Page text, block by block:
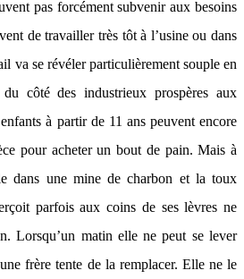
pas forcément subvenir aux besoins
de travailler très tôt à l’usine ou dans
va se révéler particulièrement souple en
du côté des industrieux prospères aux
à partir de 11 ans peuvent encore
pour acheter un bout de pain. Mais à
dans une mine de charbon et la toux
parfois aux coins de ses lèvres ne
Lorsqu’un matin elle ne peut se lever
frère tente de la remplacer. Elle ne le